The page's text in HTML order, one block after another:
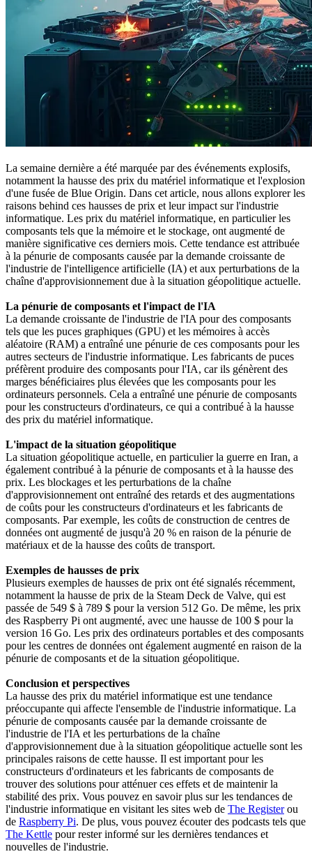
La semaine dernière a été marquée par des événements explosifs,
notamment la hausse des prix du matériel informatique et l'explosion
d'une fusée de Blue Origin. Dans cet article, nous allons explorer les
raisons behind ces hausses de prix et leur impact sur l'industrie
informatique. Les prix du matériel informatique, en particulier les
composants tels que la mémoire et le stockage, ont augmenté de
manière significative ces derniers mois. Cette tendance est attribuée
à la pénurie de composants causée par la demande croissante de
l'industrie de l'intelligence artificielle (IA) et aux perturbations de la
chaîne d'approvisionnement due à la situation géopolitique actuelle.
La pénurie de composants et l'impact de l'IA
La demande croissante de l'industrie de l'IA pour des composants
tels que les puces graphiques (GPU) et les mémoires à accès
aléatoire (RAM) a entraîné une pénurie de ces composants pour les
autres secteurs de l'industrie informatique. Les fabricants de puces
préfèrent produire des composants pour l'IA, car ils génèrent des
marges bénéficiaires plus élevées que les composants pour les
ordinateurs personnels. Cela a entraîné une pénurie de composants
pour les constructeurs d'ordinateurs, ce qui a contribué à la hausse
des prix du matériel informatique.
L'impact de la situation géopolitique
La situation géopolitique actuelle, en particulier la guerre en Iran, a
également contribué à la pénurie de composants et à la hausse des
prix. Les blockages et les perturbations de la chaîne
d'approvisionnement ont entraîné des retards et des augmentations
de coûts pour les constructeurs d'ordinateurs et les fabricants de
composants. Par exemple, les coûts de construction de centres de
données ont augmenté de jusqu'à 20 % en raison de la pénurie de
matériaux et de la hausse des coûts de transport.
Exemples de hausses de prix
Plusieurs exemples de hausses de prix ont été signalés récemment,
notamment la hausse de prix de la Steam Deck de Valve, qui est
passée de 549 $ à 789 $ pour la version 512 Go. De même, les prix
des Raspberry Pi ont augmenté, avec une hausse de 100 $ pour la
version 16 Go. Les prix des ordinateurs portables et des composants
pour les centres de données ont également augmenté en raison de la
pénurie de composants et de la situation géopolitique.
Conclusion et perspectives
La hausse des prix du matériel informatique est une tendance
préoccupante qui affecte l'ensemble de l'industrie informatique. La
pénurie de composants causée par la demande croissante de
l'industrie de l'IA et les perturbations de la chaîne
d'approvisionnement due à la situation géopolitique actuelle sont les
principales raisons de cette hausse. Il est important pour les
constructeurs d'ordinateurs et les fabricants de composants de
trouver des solutions pour atténuer ces effets et de maintenir la
stabilité des prix. Vous pouvez en savoir plus sur les tendances de
l'industrie informatique en visitant les sites web de The Registerou
de Raspberry Pi. De plus, vous pouvez écouter des podcasts tels que
The Kettle pour rester informé sur les dernières tendances et
nouvelles de l'industrie.